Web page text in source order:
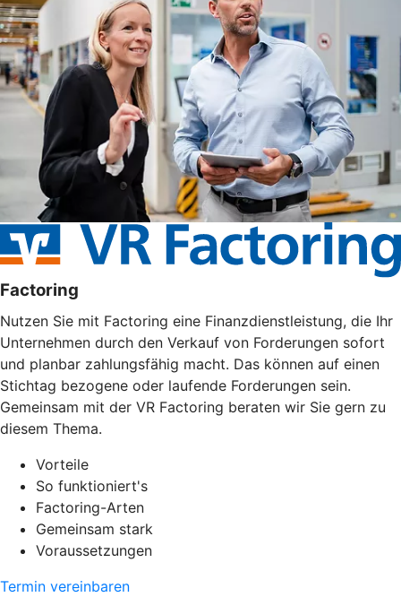
Factoring
Nutzen Sie mit Factoring eine Finanzdienstleistung, die Ihr
Unternehmen durch den Verkauf von Forderungen sofort
und planbar zahlungsfähig macht. Das können auf einen
Stichtag bezogene oder laufende Forderungen sein.
Gemeinsam mit der VR Factoring beraten wir Sie gern zu
diesem Thema.
Vorteile
So funktioniert's
Factoring-Arten
Gemeinsam stark
Voraussetzungen
Termin vereinbaren